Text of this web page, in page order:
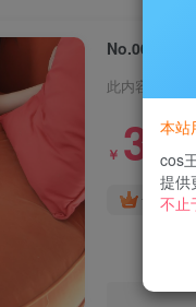
No.007-Dva
此内容为付费
￥ 3
黄金会员
本站
cos
提供
不止